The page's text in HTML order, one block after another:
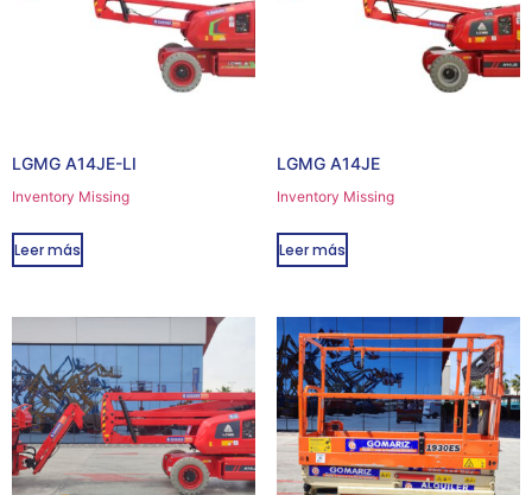
LGMG A14JE-LI
Inventory Missing
Leer más
LGMG A14JE
Inventory Missing
Leer más